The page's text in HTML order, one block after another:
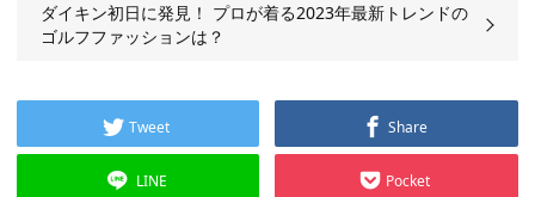
ダイキン初日に発見！ プロが着る2023年最新トレンドの
ゴルフファッションは？
Tweet Share
LINE Pocket